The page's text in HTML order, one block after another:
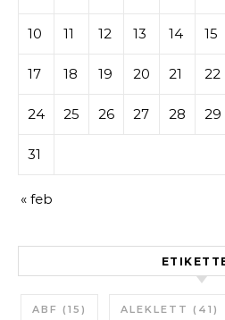
10 11 12 13 14 15
17 18 19 20 21 22
24 25 26 27 28 29
31
« feb
ABF (15) ALEKLETT (41)